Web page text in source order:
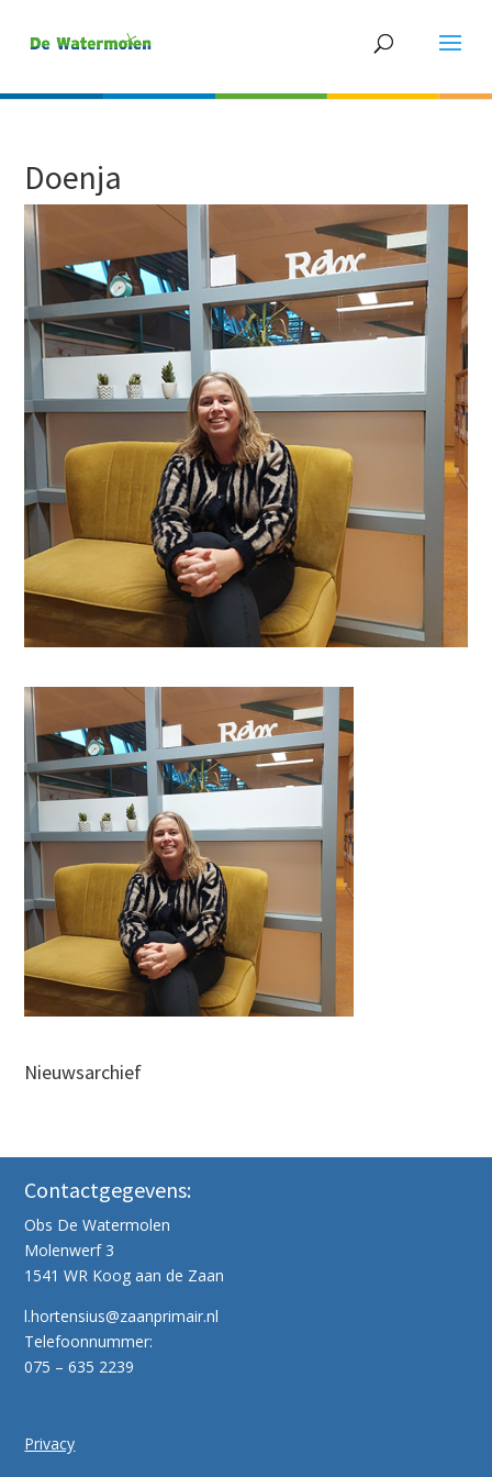
Doenja
Nieuwsarchief
Contactgegevens:
Obs De Watermolen
Molenwerf 3
1541 WR Koog aan de Zaan
l.hortensius@zaanprimair.nl
Telefoonnummer:
075 – 635 2239
Privacy